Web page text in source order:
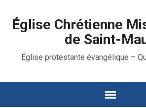
Église Chrétienne
de Saint-
Église protestante évangélique –